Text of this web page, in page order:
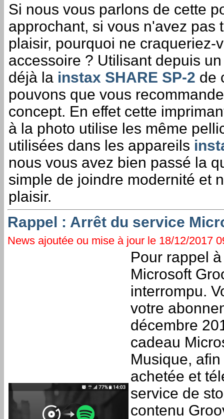
Si nous vous parlons de cette
approchant, si vous n'avez pas
plaisir, pourquoi ne craqueriez-
accessoire ? Utilisant depuis
déjà la instax SHARE SP-2 de
pouvons que vous
concept. En effet cette
à la photo utilise les même
utilisées dans les appareils
nous vous avez bien passé la
simple de joindre modernité et
plaisir.
Rappel : Arrêt du service
News ajoutée ou mise à jour le 18/12/2017
Pour rappel
Microsoft
interrompu.
votre
décembre
cadeau
Musique,
achetée et
service de
contenu